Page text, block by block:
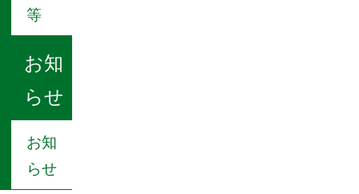
等
お知
らせ
お知
らせ